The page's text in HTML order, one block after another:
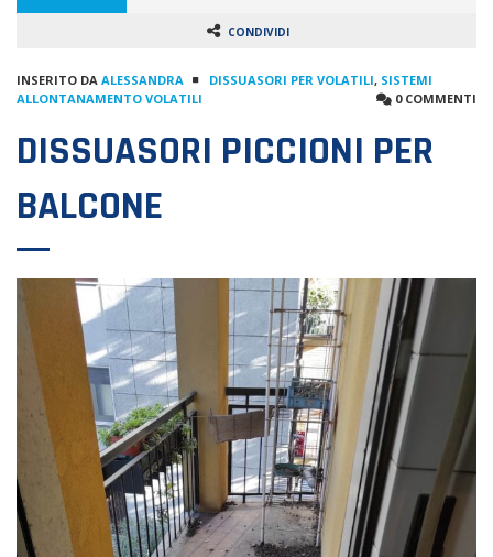
CONDIVIDI
INSERITO DA ALESSANDRA DISSUASORI PER VOLATILI, SISTEMI
ALLONTANAMENTO VOLATILI
0 COMMENTI
DISSUASORI PICCIONI PER
BALCONE